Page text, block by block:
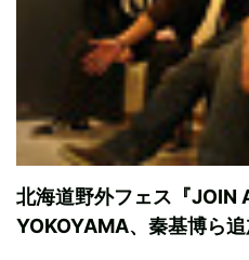
北海道野外フェス『JOIN
YOKOYAMA、秦基博ら追